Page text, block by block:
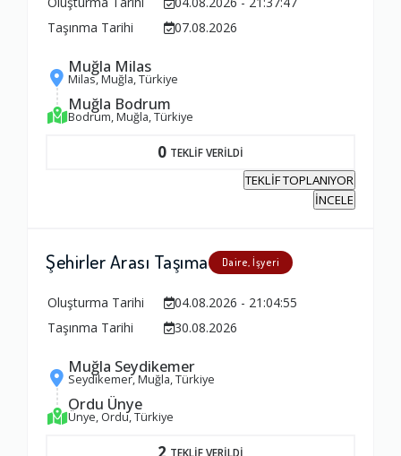
Taşınma Tarihi
07.08.2026
Muğla Milas
Milas, Muğla, Türkiye
Muğla Bodrum
Bodrum, Muğla, Türkiye
0 TEKLİF VERİLDİ
TEKLİF TOPLANIYOR
İNCELE
Şehirler Arası Taşıma Daire, İşyeri
Oluşturma Tarihi
04.08.2026 - 21:04:55
Taşınma Tarihi
30.08.2026
Muğla Seydikemer
Seydikemer, Muğla, Türkiye
Ordu Ünye
Ünye, Ordu, Türkiye
TEKLİF VERİLDİ
Firma Çalışanları
Fiyatlandırma Dengesi